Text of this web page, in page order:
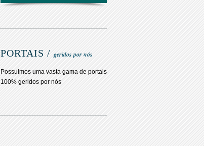
PORTAIS / geridos por nós
Possuimos uma vasta gama de portais
100% geridos por nós